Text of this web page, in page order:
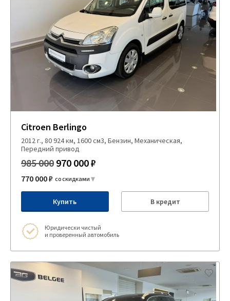
Citroen Berlingo
2012 г., 80 924 км, 1600 см3, Бензин, Механическая,
Передний привод
985 000 970 000 ₽
770 000 ₽ со скидками
Купить В кредит
Юридически чистый
и проверенный автомобиль